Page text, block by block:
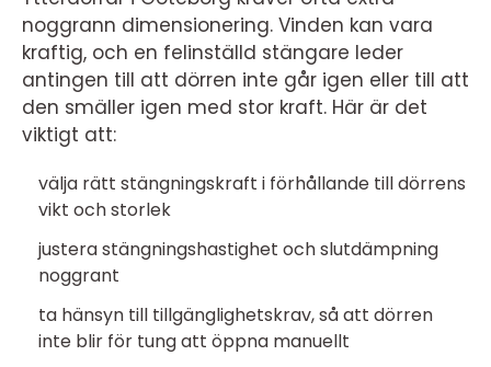
noggrann dimensionering. Vinden kan vara
kraftig, och en felinställd stängare leder
antingen till att dörren inte går igen eller till att
den smäller igen med stor kraft. Här är det
viktigt att:
välja rätt stängningskraft i förhållande till dörrens
vikt och storlek
justera stängningshastighet och slutdämpning
noggrant
ta hänsyn till tillgänglighetskrav, så att dörren
inte blir för tung att öppna manuellt